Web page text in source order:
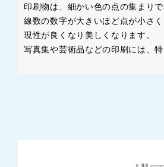
印刷物は、細かい色の点の集まりで
線数の数字が大きいほど点が小さ
現性が良くなり美しくなります。
写真集や芸術品などの印刷には、特